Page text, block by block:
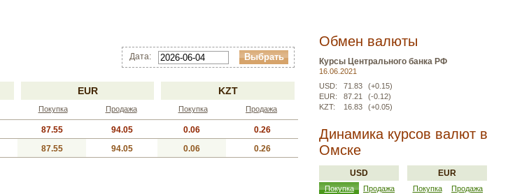
Дата:
EUR KZT
Покупка Продажа Покупка Продажа
87.55 94.05 0.06
0.26
87.55 94.05 0.06 0.26
Обмен валюты
Курсы Центрального банка РФ
16.06.2021
USD:
71.83
(+0.15)
EUR:
87.21
(-0.12)
KZT:
16.83 (+0.05)
Динамика курсов валют в
Омске
USD EUR
Покупка Продажа Покупка Продажа